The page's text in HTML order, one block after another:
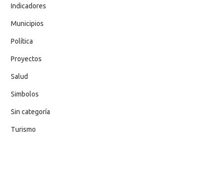
Indicadores
Municipios
Política
Proyectos
Salud
Simbolos
Sin categoría
Turismo